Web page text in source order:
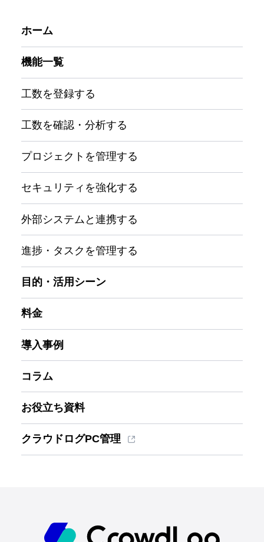
機能一覧
ホーム
機能一覧
工数を登録する
工数を確認・分析する
プロジェクトを管理する
セキュリティを強化する
外部システムと連携する
進捗・タスクを管理する
目的・活用シーン
料金
導入事例
コラム
お役立ち資料
クラウドログPC管理